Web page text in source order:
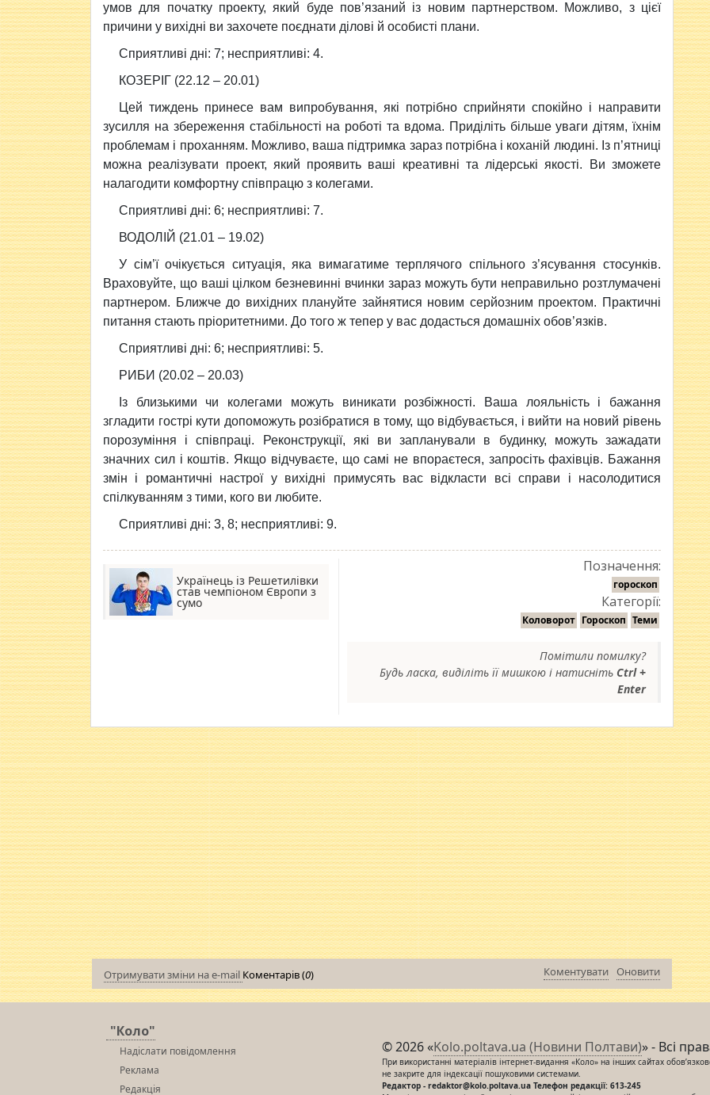
умов для початку проекту, який буде пов’язаний із новим партнерством. Можливо, з цiєї
причини у вихiднi ви захочете поєднати дiловi й особистi плани.
Сприятливi днi: 7; несприятливi: 4.
КОЗЕРIГ (22.12 – 20.01)
Цей тиждень принесе вам випробування, якi потрiбно сприйняти спокiйно i направити
зусилля на збереження стабiльності на роботi та вдома. Придiлiть бiльше уваги дiтям, їхнiм
проблемам i проханням. Можливо, ваша пiдтримка зараз потрiбна i коханiй людинi. Із п’ятницi
можна реалiзувати проект, який проявить вашi креативнi та лiдерськi якостi. Ви зможете
налагодити комфортну спiвпрацю з колегами.
Сприятливi днi: 6; несприятливi: 7.
ВОДОЛIЙ (21.01 – 19.02)
У сiм’ї очікується ситуацiя, яка вимагатиме терплячого спільного з’ясування стосунків.
Враховуйте, що вашi цiлком безневиннi вчинки зараз можуть бути неправильно розтлумаченi
партнером. Ближче до вихiдних плануйте зайнятися новим серйозним проектом. Практичнi
питання стають прiоритетними. До того ж тепер у вас додасться домашнiх обов’язкiв.
Сприятливi днi: 6; несприятливi: 5.
РИБИ (20.02 – 20.03)
Із близькими чи колегами можуть виникати розбiжностi. Ваша лояльнiсть i бажання
згладити гострi кути допоможуть розiбратися в тому, що вiдбувається, i вийти на новий рiвень
порозумiння i спiвпрацi. Реконструкцiї, якi ви запланували в будинку, можуть зажадати
значних сил i коштiв. Якщо вiдчуваєте, що самi не впораєтеся, запросiть фахiвцiв. Бажання
змiн i романтичнi настрої у вихiднi примусять вас вiдкласти всi справи i насолодитися
спiлкуванням з тими, кого ви любите.
Сприятливi днi: 3, 8; несприятливi: 9.
Українець із Решетилівки
став чемпіоном Європи з
сумо
Позначення:
гороскоп
Категорії:
Коловорот Гороскоп Теми
Помітили помилку?
Будь ласка, виділіть її мишкою і натисніть Ctrl +
Enter
Отримувати зміни на e-mail Коментарів (0) Оновити
Коментувати
"Коло"
Надіслати повідомлення
Реклама
Редакція
© 2026 «Kolo.poltava.ua (Новини Полтави)» - Всі
При використанні матеріалів інтернет-видання «Коло» на інших сайтах
не закрите для індексації пошуковими системами.
Редактор - redaktor@kolo.poltava.ua Телефон редакції: 613-245